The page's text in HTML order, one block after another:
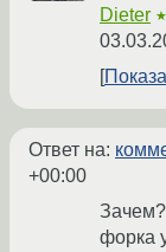
Dieter
Ответ на:
+00:00
форка